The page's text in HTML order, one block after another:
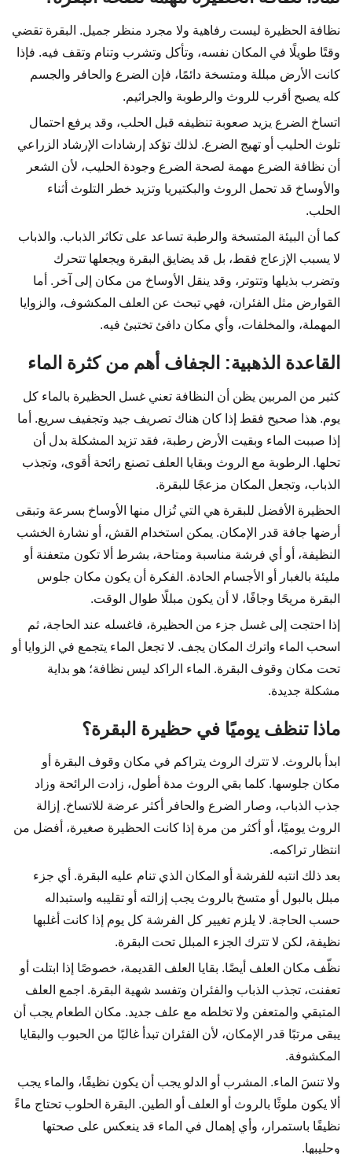
نظافة الحظيرة ليست رفاهية ولا مجرد منظر جميل. البقرة تقضي
وقتًا طويلًا في المكان نفسه، وتأكل وتشرب وتنام وتقف فيه. فإذا
كانت الأرض مبللة ومتسخة دائمًا، فإن الضرع والحافر والجسم
كله يصبح أقرب للروث والرطوبة والجراثيم.
اتساخ الضرع يزيد صعوبة تنظيفه قبل الحلب، وقد يرفع احتمال
تلوث الحليب أو تهيج الضرع. لذلك تؤكد إرشادات الإرشاد الزراعي
أن نظافة الضرع مهمة لصحة الضرع وجودة الحليب، لأن الشعر
والأوساخ قد تحمل الروث والبكتيريا وتزيد خطر التلوث أثناء
الحلب.
كما أن البيئة المتسخة والرطبة تساعد على تكاثر الذباب. والذباب
لا يسبب الإزعاج فقط، بل قد يضايق البقرة ويجعلها تتحرك
وتضرب بذيلها وتتوتر، وقد ينقل الأوساخ من مكان إلى آخر. أما
القوارض مثل الفئران، فهي تبحث عن العلف المكشوف، والزوايا
المهملة، والمخلفات، وأي مكان دافئ تختبئ فيه.
القاعدة الذهبية: الجفاف أهم من كثرة الماء
كثير من المربين يظن أن النظافة تعني غسل الحظيرة بالماء كل
يوم. هذا صحيح فقط إذا كان هناك تصريف جيد وتجفيف سريع. أما
إذا صببت الماء وبقيت الأرض رطبة، فقد تزيد المشكلة بدل أن
تحلها. الرطوبة مع الروث وبقايا العلف تصنع رائحة أقوى، وتجذب
الذباب، وتجعل المكان مزعجًا للبقرة.
الحظيرة الأفضل للبقرة هي التي تُزال منها الأوساخ بسرعة وتبقى
أرضها جافة قدر الإمكان. يمكن استخدام القش، أو نشارة الخشب
النظيفة، أو أي فرشة مناسبة ومتاحة، بشرط ألا تكون متعفنة أو
مليئة بالغبار أو الأجسام الحادة. الفكرة أن يكون مكان جلوس
البقرة مريحًا وجافًا، لا أن يكون مبللًا طوال الوقت.
إذا احتجت إلى غسل جزء من الحظيرة، فاغسله عند الحاجة، ثم
اسحب الماء واترك المكان يجف. لا تجعل الماء يتجمع في الزوايا أو
تحت مكان وقوف البقرة. الماء الراكد ليس نظافة؛ هو بداية
مشكلة جديدة.
ماذا تنظف يوميًا في حظيرة البقرة؟
ابدأ بالروث. لا تترك الروث يتراكم في مكان وقوف البقرة أو
مكان جلوسها. كلما بقي الروث مدة أطول، زادت الرائحة وزاد
جذب الذباب، وصار الضرع والحافر أكثر عرضة للاتساخ. إزالة
الروث يوميًا، أو أكثر من مرة إذا كانت الحظيرة صغيرة، أفضل من
انتظار تراكمه.
بعد ذلك انتبه للفرشة أو المكان الذي تنام عليه البقرة. أي جزء
مبلل بالبول أو متسخ بالروث يجب إزالته أو تقليبه واستبداله
حسب الحاجة. لا يلزم تغيير كل الفرشة كل يوم إذا كانت أغلبها
نظيفة، لكن لا تترك الجزء المبلل تحت البقرة.
نظّف مكان العلف أيضًا. بقايا العلف القديمة، خصوصًا إذا ابتلت أو
تعفنت، تجذب الذباب والفئران وتفسد شهية البقرة. اجمع العلف
المتبقي والمتعفن ولا تخلطه مع علف جديد. مكان الطعام يجب أن
يبقى مرتبًا قدر الإمكان، لأن الفئران تبدأ غالبًا من الحبوب والبقايا
المكشوفة.
ولا تنسَ الماء. المشرب أو الدلو يجب أن يكون نظيفًا، والماء يجب
ألا يكون ملوثًا بالروث أو العلف أو الطين. البقرة الحلوب تحتاج ماءً
نظيفًا باستمرار، وأي إهمال في الماء قد ينعكس على صحتها
وحليبها.